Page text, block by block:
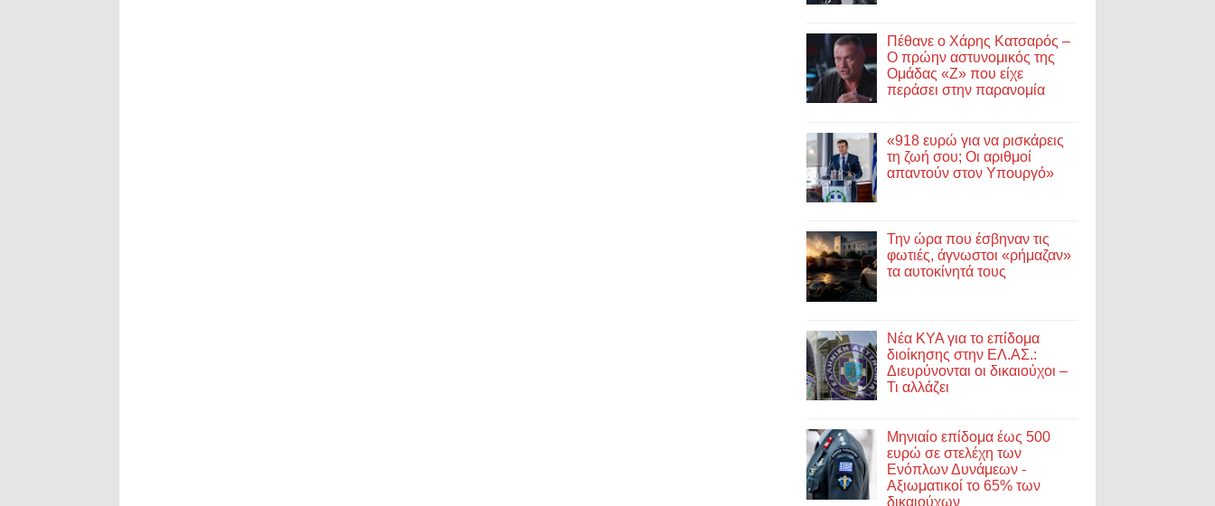
Πέθανε ο Χάρης Κατσαρός –
Ο πρώην αστυνομικός της
Ομάδας «Ζ» που είχε
περάσει στην παρανομία
«918 ευρώ για να ρισκάρεις
τη ζωή σου; Οι αριθμοί
απαντούν στον Υπουργό»
Την ώρα που έσβηναν τις
φωτιές, άγνωστοι «ρήμαζαν»
τα αυτοκίνητά τους
Νέα ΚΥΑ για το επίδομα
διοίκησης στην ΕΛ.ΑΣ.:
Διευρύνονται οι δικαιούχοι –
Τι αλλάζει
Μηνιαίο επίδομα έως 500
ευρώ σε στελέχη των
Ενόπλων Δυνάμεων -
Αξιωματικοί το 65% των
δικαιούχων